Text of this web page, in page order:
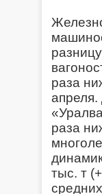
раза
раза
тыс. т